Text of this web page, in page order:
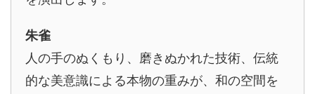
朱雀
人の手のぬくもり、磨きぬかれた技術、伝統
的な美意識による本物の重みが、和の空間を